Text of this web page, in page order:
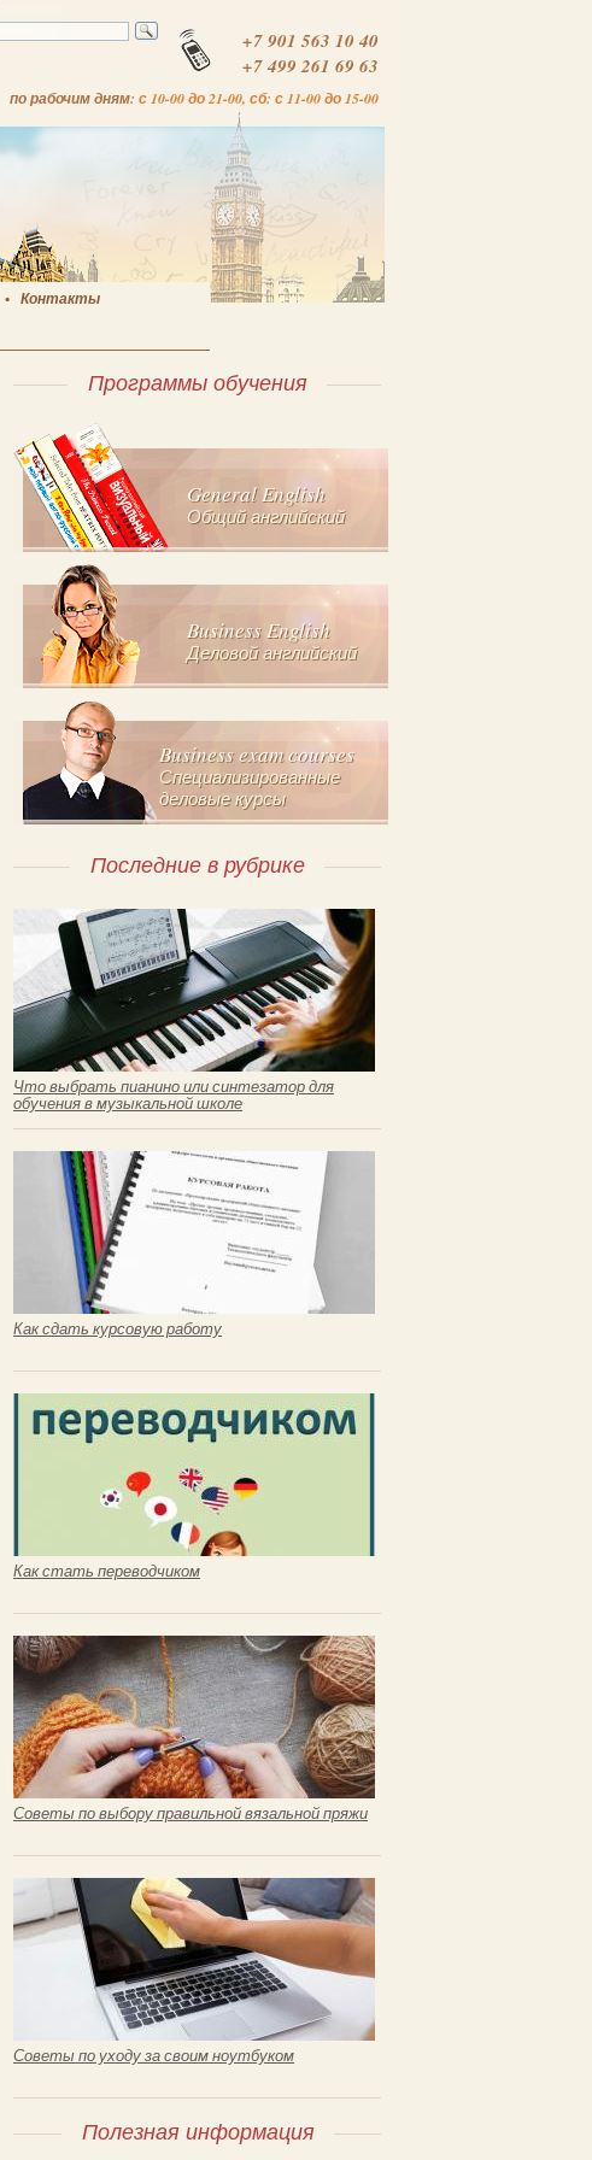
+7 901 563 10 40
+7 499 261 69 63
по рабочим дням: с 10-00 до 21-00, сб: с 11-00 до 15-00
Контакты
Программы обучения
General English
Общий английский
Business English
Деловой английский
Business exam courses
Специализированные
деловые курсы
Последние в рубрике
Что выбрать пианино или синтезатор для
обучения в музыкальной школе
Как сдать курсовую работу
Как стать переводчиком
Советы по выбору правильной вязальной пряжи
Советы по уходу за своим ноутбуком
Полезная информация